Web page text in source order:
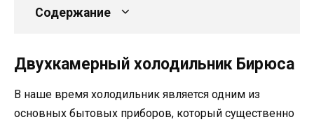
Содержание
Двухкамерный холодильник Бирюса
В наше время холодильник является одним из
основных бытовых приборов, который существенно